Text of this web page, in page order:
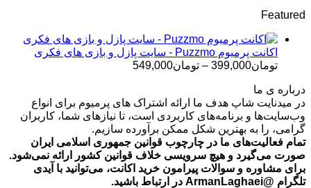
تومان699,000
Featured
اکانت پرمیوم Puzzmo - سایت پازل و بازی های فکری
تومان399,000
– تومان549,000
تا
تومان549,000
درباره ی ما
در میدنایت شاپ هدف ما ارائه اشتراک های پرمیوم برای انواع
وب‌سایت‌ها و برنامه‌های کاربردی است، تا نیازهای شما، کاربران
گرامی، را به بهترین شکل ممکن برآورده سازیم.
تمام فعالیت‌های ما در چارچوب قوانین جمهوری اسلامی ایران
صورت می‌گیرد و هیچ سرویسی خلاف قوانین کشور ارائه نمی‌شود.
برای مشاوره و سوالات پیرامون خرید اکانت، می‌توانید با آیدی
تلگرام @ArmanLaghaei در ارتباط باشید.